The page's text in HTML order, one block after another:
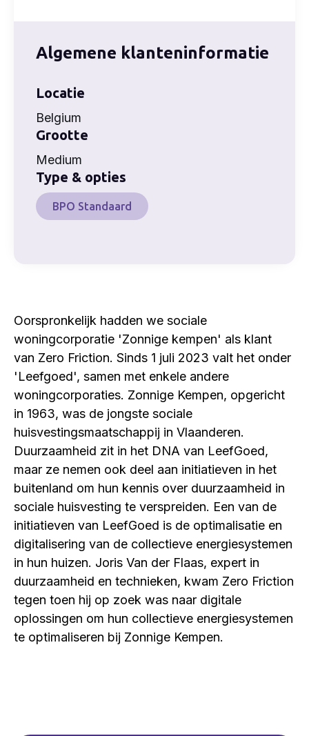
Algemene klanteninformatie
Locatie
Belgium
Grootte
Medium
Type & opties
BPO Standaard
Oorspronkelijk hadden we sociale
woningcorporatie 'Zonnige kempen' als klant
van Zero Friction. Sinds 1 juli 2023 valt het onder
'Leefgoed', samen met enkele andere
woningcorporaties. Zonnige Kempen, opgericht
in 1963, was de jongste sociale
huisvestingsmaatschappij in Vlaanderen.
Duurzaamheid zit in het DNA van LeefGoed,
maar ze nemen ook deel aan initiatieven in het
buitenland om hun kennis over duurzaamheid in
sociale huisvesting te verspreiden. Een van de
initiatieven van LeefGoed is de optimalisatie en
digitalisering van de collectieve energiesystemen
in hun huizen. Joris Van der Flaas, expert in
duurzaamheid en technieken, kwam Zero Friction
tegen toen hij op zoek was naar digitale
oplossingen om hun collectieve energiesystemen
te optimaliseren bij Zonnige Kempen.